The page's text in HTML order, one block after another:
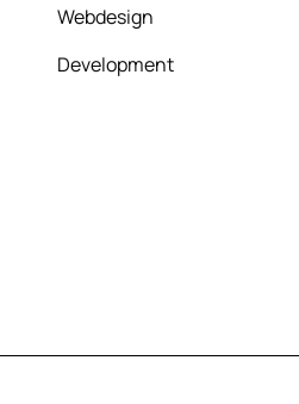
Webdesign
Development